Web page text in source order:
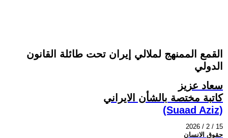
القمع الممنهج لملالي إيران تحت طائلة القانون
الدولي
سعاد عزيز
کاتبة مختصة بالشأن الايراني
(Suaad Aziz)
2026 / 2 / 15
حقوق الانسان